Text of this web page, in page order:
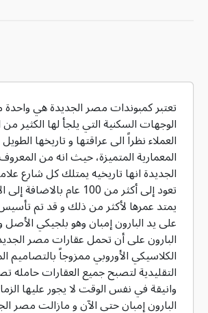
تعتبر كمبوندات مصر الجديدة هي
الوجهات السكنية التي يلجأ لها الكثير
العملاء نظراً الى عراقتها و تاريخها
المعمارية المتميزة، حيث انه من
الجديدة انها تاريخيه يمتلك كل شارع
تعود إلى أكثر من 100 عام
يمتد عمرها لأكثر من ذلك و قد تم
على يد البارون إمبان وهو بلجيكي
البارون على أن تحمل عقارات مصر
الكلاسيكي الأوروبي ممزوجاً بالتصاميم
التقليدية لتصبح جميع العقارات حامله
وانيقة في نفس الوقت لا يجور عليها
البارون إمبان حتى الآن و مازالت مصر